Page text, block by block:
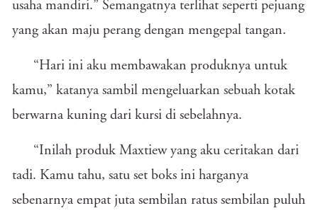
usaha mandiri.” Semangatnya terlihat seperti pejuang
yang akan maju perang dengan mengepal tangan.
“Hari ini aku membawakan produknya untuk
kamu,” katanya sambil mengeluarkan sebuah kotak
berwarna kuning dari kursi di sebelahnya.
“Inilah produk Maxtiew yang aku ceritakan dari
tadi. Kamu tahu, satu set boks ini harganya
sebenarnya empat juta sembilan ratus sembilan puluh